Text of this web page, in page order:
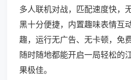
多人联机对战，匹配速度快，
黑十分便捷，内置趣味表情互
趣，运行无广告、无卡顿，免
随时随地都能开启一局轻松的
果极佳。